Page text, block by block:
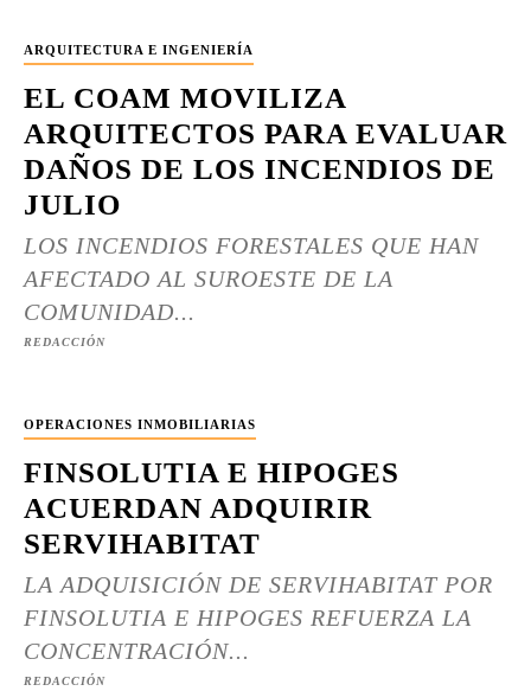
ARQUITECTURA E INGENIERÍA
EL COAM MOVILIZA
ARQUITECTOS PARA EVALUAR
DAÑOS DE LOS INCENDIOS DE
JULIO
LOS INCENDIOS FORESTALES QUE HAN
AFECTADO AL SUROESTE DE LA
COMUNIDAD...
REDACCIÓN
OPERACIONES INMOBILIARIAS
FINSOLUTIA E HIPOGES
ACUERDAN ADQUIRIR
SERVIHABITAT
LA ADQUISICIÓN DE SERVIHABITAT POR
FINSOLUTIA E HIPOGES REFUERZA LA
CONCENTRACIÓN...
REDACCIÓN